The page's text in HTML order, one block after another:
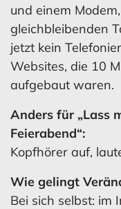
und einem
gleichbleibenden
jetzt kein
Websites, die 10
aufgebaut waren.
Anders für „Lass
Feierabend“:
Kopfhörer auf,
Wie gelingt
Bei sich selbst: im